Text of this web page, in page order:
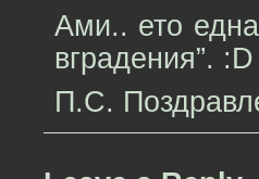
Ами.. ето
вградения”. :D
П.С.